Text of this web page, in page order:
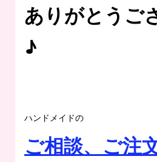
ありがとうご
♪
ハンドメイドの
ご相談、ご注